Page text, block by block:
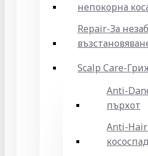
непокорна
Repair-За
Scalp Care-
Anti-
пърхот
Anti-
кососпад